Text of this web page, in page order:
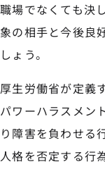
職場でなくても決
象の相手と今後良
しょう。
厚生労働省が定義
パワーハラスメン
り障害を負わせる
人格を否定する行